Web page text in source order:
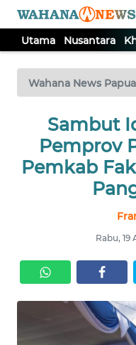
Utama Nusantara
Wahana News
Sambut
Pemprov
Pemkab
Rabu, 19
TV
Tutup
UTAMA
NUSANTARA
SERBI
OPINI